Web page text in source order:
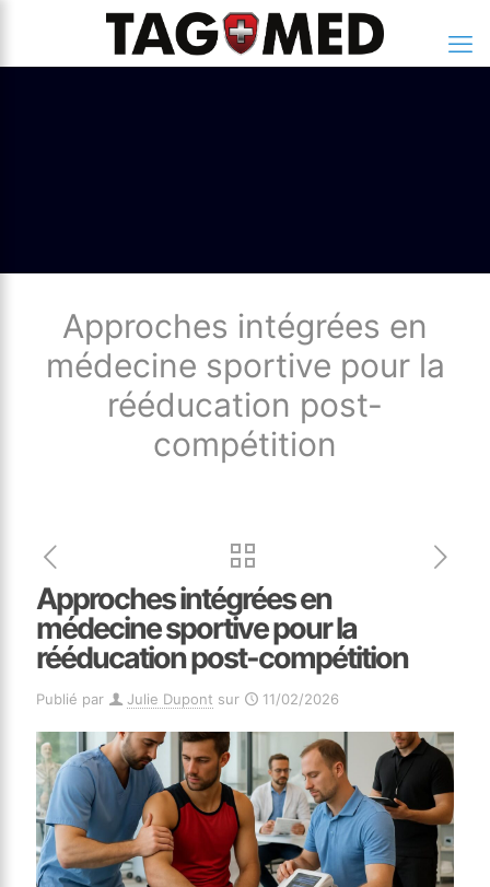
Approches intégrées en
médecine sportive pour la
rééducation post-
compétition
Approches intégrées en
médecine sportive pour la
rééducation post-compétition
Publié par Julie Dupont sur 11/02/2026